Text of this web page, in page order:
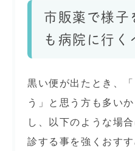
市販薬で様子
も病院に行く
黒い便が出たとき、
う」と思う方も多い
し、以下のような場
診する事を強くおすす